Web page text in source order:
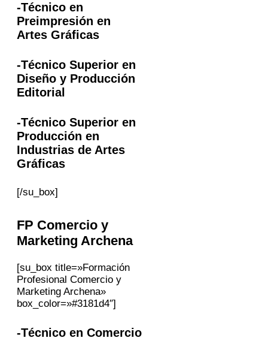
-Técnico en
Preimpresión en
Artes Gráficas
-Técnico Superior en
Diseño y Producción
Editorial
-Técnico Superior en
Producción en
Industrias de Artes
Gráficas
[/su_box]
FP Comercio y
Marketing Archena
[su_box title=»Formación
Profesional Comercio y
Marketing Archena»
box_color=»#3181d4″]
-Técnico en Comercio